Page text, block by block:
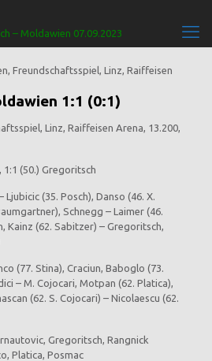
1:1 (0:1)
Linz, Raiffeisen Arena, 13.200,
1:1 (50.) Gregoritsch
Ljubicic (35. Posch), Danso (46. X.
Schnegg – Laimer (46.
Kainz (62. Sabitzer) – Gregoritsch,
(77. Stina), Craciun, Baboglo (73.
– M. Cojocari, Motpan (62. Platica),
(62. S. Cojocari) – Nicolaescu (62.
Gregoritsch, Rangnick
Platica, Posmac